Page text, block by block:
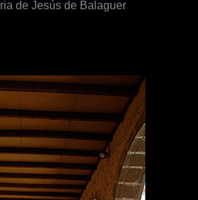
de Jesús de Balaguer